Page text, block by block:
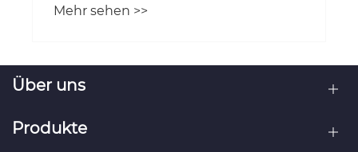
Mehr sehen >>
Über uns
Produkte